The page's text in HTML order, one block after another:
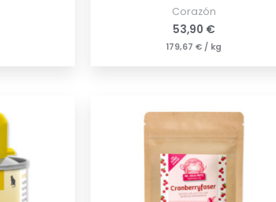
Corazón
53,90 €
179,67 €/ kg